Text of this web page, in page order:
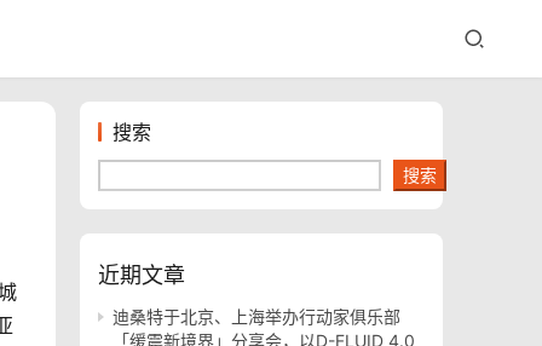
搜索
搜索
近期文章
迪桑特于北京、上海举办行动家俱乐部
「缓震新境界」分享会，以D-FLUID 4.0